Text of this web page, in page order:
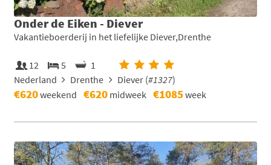
Onder de Eiken - Diever
Vakantieboerderij in het liefelijke Diever,Drenthe
12 5
1
Nederland
Drenthe Diever (#1327)
€620weekend €620 midweek €1085week